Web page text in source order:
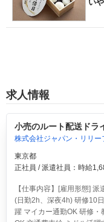
い
求人情報
小売のルート配送ドラ
株式会社ジャパン・リリー
東京都
正社員 / 派遣社員：時給
【仕事内容】[雇用形態]
(日勤2h、深夜4h) 研修10
躍 マイカー通勤OK 研修